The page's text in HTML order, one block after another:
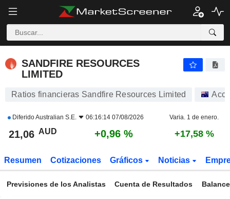
SANDFIRE RESOURCES
LIMITED
Ratios financieras Sandfire Resources Limited
DiferidoAustralian S.E. 06:16:14 07/08/2026 Varia. 1 de enero.
21,06 AUD +0,96 % +17,58 %
Resumen Cotizaciones Gráficos Noticias
Previsiones de los Analistas Cuenta de Resultados Balance